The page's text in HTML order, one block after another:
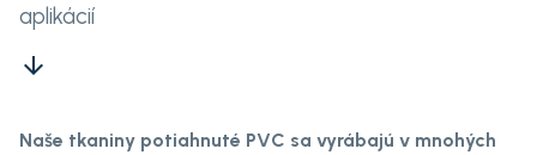
aplikácií
arrow_downward
Naše tkaniny potiahnuté PVC sa vyrábajú v mnohých